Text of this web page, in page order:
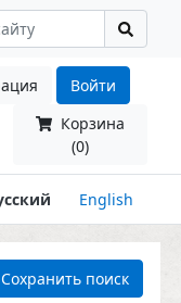
Войти
Корзина
(0)
English
Сохранить поиск